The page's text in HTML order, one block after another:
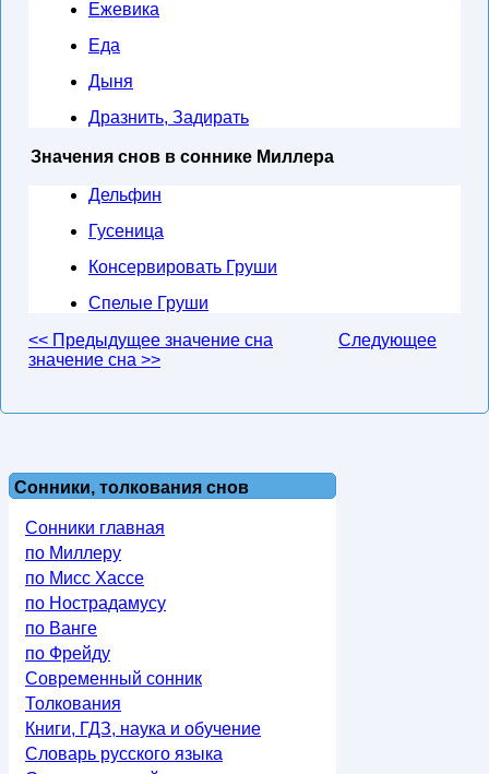
Ежевика
Еда
Дыня
Дразнить, Задирать
Значения снов в соннике Миллера
Дельфин
Гусеница
Консервировать Груши
Спелые Груши
<< Предыдущее значение сна
Следующее
значение сна >>
Сонники, толкования снов
Сонники главная
по Миллеру
по Мисс Хассе
по Нострадамусу
по Ванге
по Фрейду
Современный сонник
Толкования
Книги, ГДЗ, наука и обучение
Словарь русского языка